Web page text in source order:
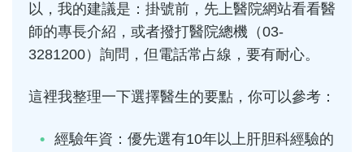
以，我的建議是：掛號前，先上醫院網站看看醫
師的專長介紹，或者撥打醫院總機（03-
3281200）詢問，但電話常占線，要有耐心。
這裡我整理一下選擇醫生的要點，你可以參考：
經驗年資：優先選有10年以上肝胆科經驗的